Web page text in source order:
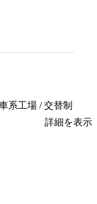
系工場 / 交替制
詳細を表示